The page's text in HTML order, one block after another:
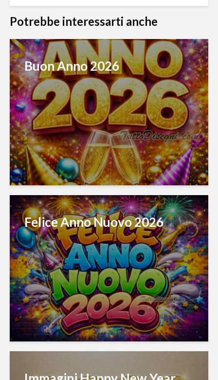
Potrebbe interessarti anche
Buon Anno 2026
Felice Anno Nuovo 2026